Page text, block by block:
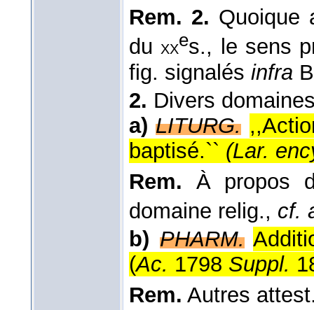
Rem. 2. Quoique
duxxes., le sens
fig. signalés infra
2. Divers
a) LITURG.
baptisé.`` (Lar.
Rem. À propos
domaine relig., cf.
b) PHARM.
(Ac. 1798 Suppl.
Rem. Autres